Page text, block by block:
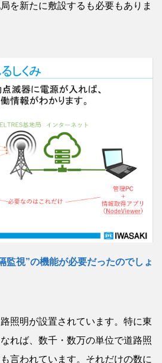
を新たに敷設するも必要もありま
監視”の機能が必要だったのでしょ
照明が設置されています。特に東
れば、数千・数万の単位で道路照
言われています。それだけの数に